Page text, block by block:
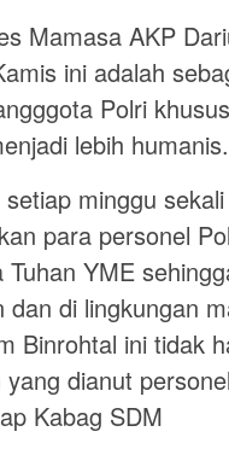
Mamasa AKP
ini adalah
Polri
lebih humanis.
minggu
para personel
YME
dan di lingkungan
Binrohtal ini tidak
dianut
Kabag SDM